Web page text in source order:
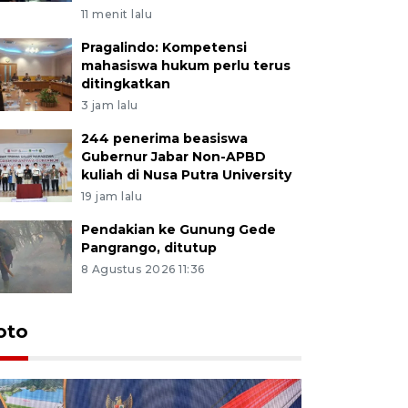
11 menit lalu
Pragalindo: Kompetensi
mahasiswa hukum perlu terus
ditingkatkan
3 jam lalu
244 penerima beasiswa
Gubernur Jabar Non-APBD
kuliah di Nusa Putra University
19 jam lalu
Pendakian ke Gunung Gede
Pangrango, ditutup
8 Agustus 2026 11:36